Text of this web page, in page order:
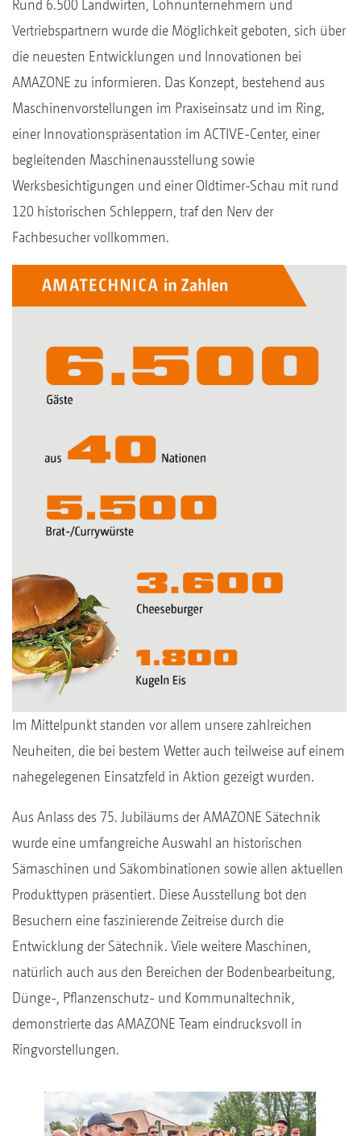
Rund 6.500 Landwirten, Lohnunternehmern und
Vertriebspartnern wurde die Möglichkeit geboten, sich über
die neuesten Entwicklungen und Innovationen bei
AMAZONE zu informieren. Das Konzept, bestehend aus
Maschinenvorstellungen im Praxiseinsatz und im Ring,
einer Innovationspräsentation im ACTIVE-Center, einer
begleitenden Maschinenausstellung sowie
Werksbesichtigungen und einer Oldtimer-Schau mit rund
120 historischen Schleppern, traf den Nerv der
Fachbesucher vollkommen.
Im Mittelpunkt standen vor allem unsere zahlreichen
Neuheiten, die bei bestem Wetter auch teilweise auf einem
nahegelegenen Einsatzfeld in Aktion gezeigt wurden.
Aus Anlass des 75. Jubiläums der AMAZONE Sätechnik
wurde eine umfangreiche Auswahl an historischen
Sämaschinen und Säkombinationen sowie allen aktuellen
Produkttypen präsentiert. Diese Ausstellung bot den
Besuchern eine faszinierende Zeitreise durch die
Entwicklung der Sätechnik. Viele weitere Maschinen,
natürlich auch aus den Bereichen der Bodenbearbeitung,
Dünge-, Pflanzenschutz- und Kommunaltechnik,
demonstrierte das AMAZONE Team eindrucksvoll in
Ringvorstellungen.